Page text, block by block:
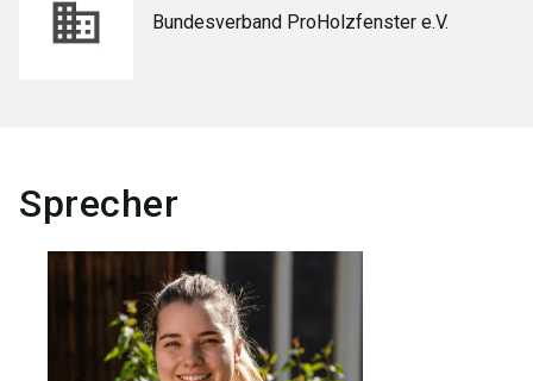
Bundesverband ProHolzfenster e.V.
Sprecher